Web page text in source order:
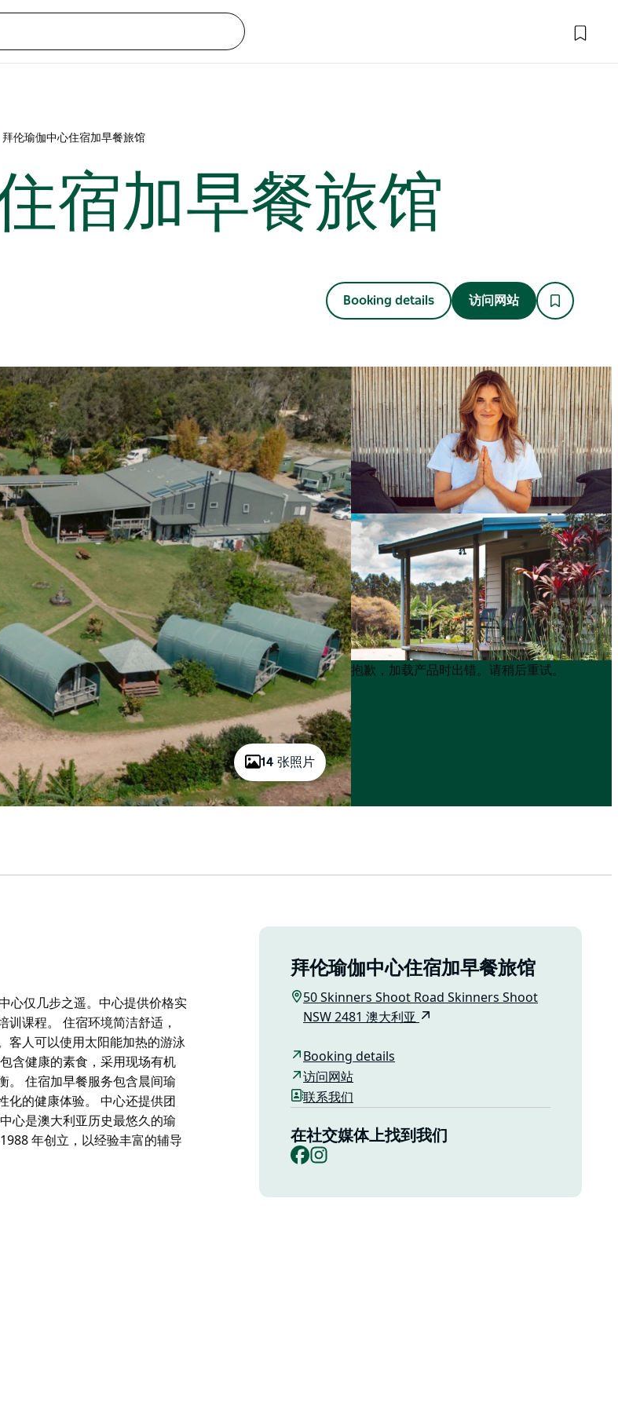
拜伦瑜伽中心住宿加早餐旅馆
宿加早餐旅馆
Booking details 访问网站
14 张照片
Product
List
Product
List
抱歉，加载产品时出错。请稍后重试。
心仅几步之遥。中心提供价格实
课程。 住宿环境简洁舒适，
客人可以使用太阳能加热的游泳
含健康的素食，采用现场有机
。 住宿加早餐服务包含晨间瑜
化的健康体验。 中心还提供团
心是澳大利亚历史最悠久的瑜
年创立，以经验丰富的辅导
课程。
赁或一日静修，打造个性化的
教师约翰·奥格尔维 (John
拜伦瑜伽中心住宿加早餐旅馆
50 Skinners Shoot Road Skinners Shoot
NSW 2481 澳大利亚
Booking details
访问网站
联系我们
在社交媒体上找到我们
Facebook